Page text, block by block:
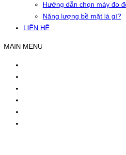
Hướng dẫn chọn máy đo
Năng lượng bề mặt là gì?
LIÊN HỆ
MAIN MENU